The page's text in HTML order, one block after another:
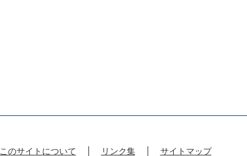
このサイトについて リンク集 サイトマップ